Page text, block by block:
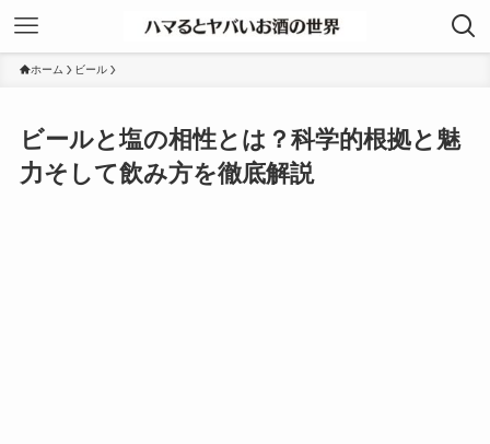
ホーム ビール
ビールと塩の相性とは？科学的根拠と魅
力そして飲み方を徹底解説